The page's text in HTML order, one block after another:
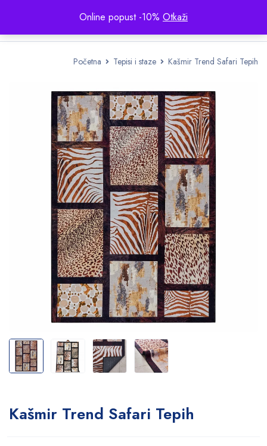
Online popust -10% Otkaži
Početna Tepisi i staze Kašmir Trend Safari Tepih
Kašmir Trend Safari Tepih